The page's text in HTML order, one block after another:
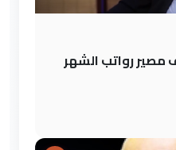
رواتب الشهر